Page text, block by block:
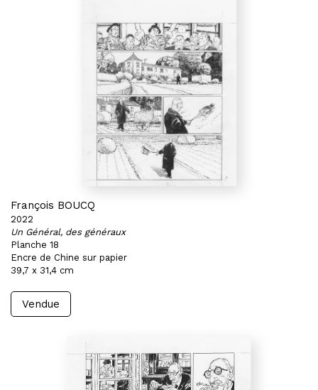
François BOUCQ
2022
Un Général, des généraux
Planche 18
Encre de Chine sur papier
39,7 x 31,4 cm
Vendue